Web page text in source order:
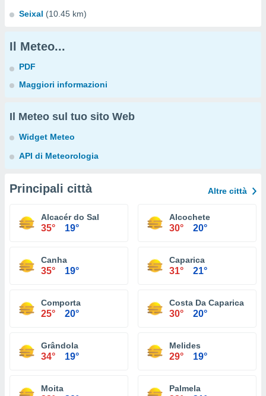
Seixal (10.45 km)
Il Meteo...
PDF
Maggiori informazioni
Il Meteo sul tuo sito Web
Widget Meteo
API di Meteorologia
Principali città Altre città
Alcacér do Sal
35° 19°
Alcochete
30° 20°
Canha
35° 19°
Caparica
31° 21°
Comporta
25° 20°
Costa Da Caparica
30° 20°
Grândola
34° 19°
Melides
29° 19°
Moita Palmela